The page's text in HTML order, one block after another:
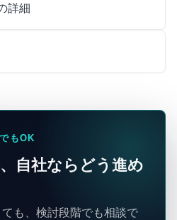
詳細
もOK
自社ならどう進め
も、検討段階でも相談で